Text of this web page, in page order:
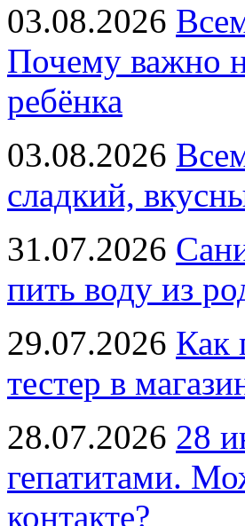
03.08.2026
Почему важно
ребёнка
03.08.2026
сладкий,
31.07.2026
пить воду из
29.07.2026 Как
тестер в
28.07.2026 28
гепатитами.
контакте?